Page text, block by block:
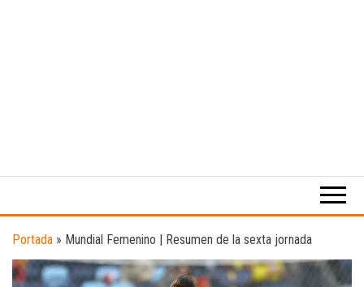
digital
el
la
música.
Portada » Mundial Femenino | Resumen de la sexta jornada